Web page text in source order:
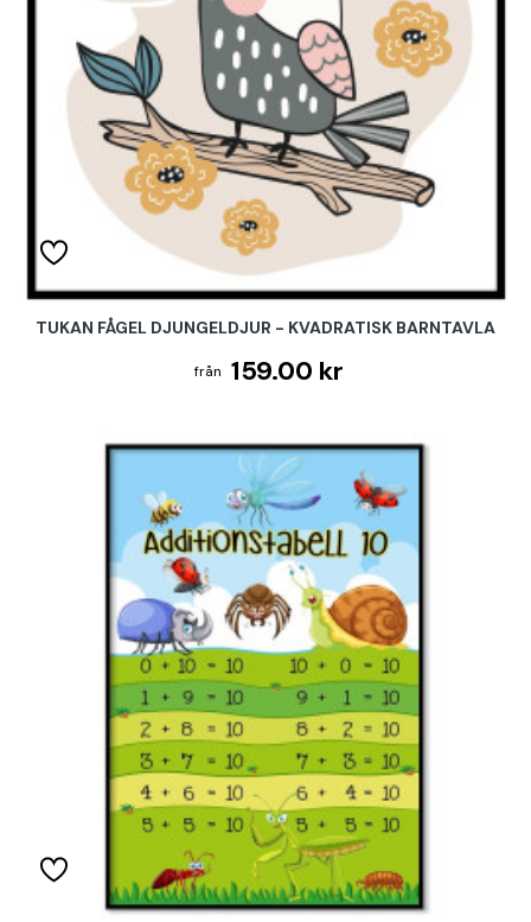
TUKAN FÅGEL DJUNGELDJUR - KVADRATISK BARNTAVLA
159.00 kr